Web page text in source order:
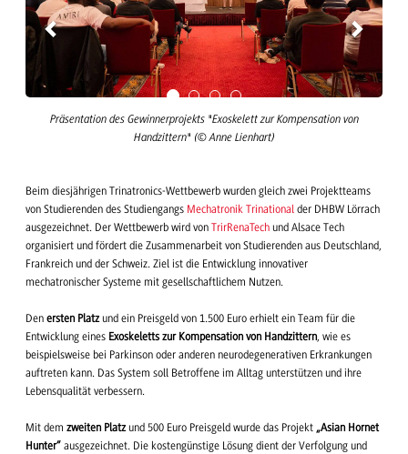
Präsentation des Gewinnerprojekts "Exoskelett zur Kompensation von
Handzittern" (© Anne Lienhart)
Beim diesjährigen Trinatronics-Wettbewerb wurden gleich zwei Projektteams
von Studierenden des Studiengangs Mechatronik Trinational der DHBW Lörrach
ausgezeichnet. Der Wettbewerb wird von TrirRenaTech und Alsace Tech
organisiert und fördert die Zusammenarbeit von Studierenden aus Deutschland,
Frankreich und der Schweiz. Ziel ist die Entwicklung innovativer
mechatronischer Systeme mit gesellschaftlichem Nutzen.
Den ersten Platzund ein Preisgeld von 1.500 Euro erhielt ein Team für die
Entwicklung eines Exoskeletts zur Kompensation von Handzittern, wie es
beispielsweise bei Parkinson oder anderen neurodegenerativen Erkrankungen
auftreten kann. Das System soll Betroffene im Alltag unterstützen und ihre
Lebensqualität verbessern.
Mit dem zweiten Platzund 500 Euro Preisgeld wurde das Projekt „Asian Hornet
Hunter“ ausgezeichnet. Die kostengünstige Lösung dient der Verfolgung und